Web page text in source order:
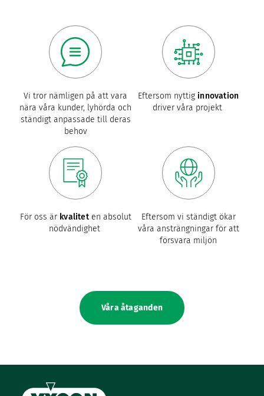
Vi tror nämligen på att vara
nära våra kunder, lyhörda och
ständigt anpassade till deras
behov
Eftersom nyttiginnovation
driver våra projekt
För oss är kvaliteten absolut
nödvändighet
Eftersom vi ständigt ökar
våra ansträngningar för att
försvara miljön
Våra åtaganden